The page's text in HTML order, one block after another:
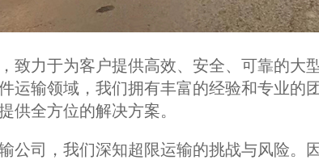
致力于为客户提供高效、安全、可靠的大
运输领域，我们拥有丰富的经验和专业的
供全方位的解决方案。
公司，我们深知超限运输的挑战与风险。